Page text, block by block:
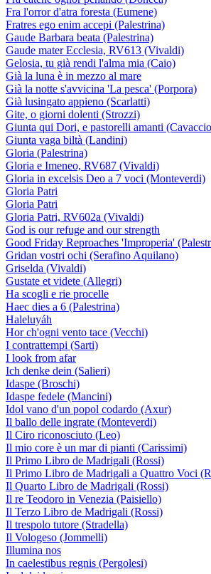
Fra l'orror d'atra foresta (Eumene)
Fratres ego enim accepi (Palestrina)
Gaude Barbara beata (Palestrina)
Gaude mater Ecclesia, RV613 (Vivaldi)
Gelosia, tu già rendi l'alma mia (Caio)
Già la luna è in mezzo al mare
Già la notte s'avvicina 'La pesca' (Porpora)
Già lusingato appieno (Scarlatti)
Gite, o giorni dolenti (Strozzi)
Giunta qui Dori, e pastorelli amanti
Giunta vaga biltà (Landini)
Gloria (Palestrina)
Gloria e Imeneo, RV687 (Vivaldi)
Gloria in excelsis Deo a 7 voci (Monteverdi)
Gloria Patri
Gloria Patri
Gloria Patri, RV602a (Vivaldi)
God is our refuge and our strength
Good Friday Reproaches 'Improperia'
Gridan vostri ochi (Serafino Aquilano)
Griselda (Vivaldi)
Gustate et videte (Allegri)
Ha scogli e rie procelle
Haec dies a 6 (Palestrina)
Haleluyáh
Hor ch'ogni vento tace (Vecchi)
I contrattempi (Sarti)
I look from afar
Ich denke dein (Salieri)
Idaspe (Broschi)
Idaspe fedele (Mancini)
Idol vano d'un popol codardo (Axur)
Il ballo delle ingrate (Monteverdi)
Il Ciro riconosciuto (Leo)
Il mio core è un mar di pianti (Carissimi)
Il Primo Libro de Madrigali (Rossi)
Il Primo Libro de Madrigali a Quattro Voci
Il Quarto Libro de Madrigali (Rossi)
Il re Teodoro in Venezia (Paisiello)
Il Terzo Libro de Madrigali (Rossi)
Il trespolo tutore (Stradella)
Il Vologeso (Jommelli)
Illumina nos
In caelestibus regnis (Pergolesi)